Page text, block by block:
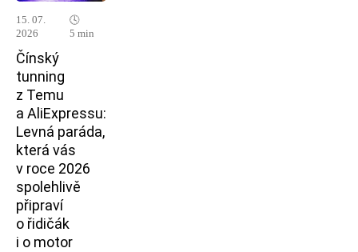
15. 07.
2026
🕓
5 min
Čínský
tunning
z Temu
a AliExpressu:
Levná paráda,
která vás
v roce 2026
spolehlivě
připraví
o řidičák
i o motor